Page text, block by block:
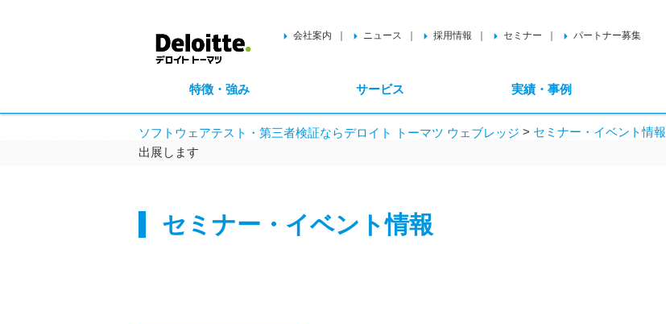
会社案内 ニュース 採用情報 セミナー パートナー募集
特徴・強み サービス 実績・事例
ソフトウェアテスト・第三者検証ならデロイト トーマツ ウェブレッジ > セミナー・イベント情報
出展します
セミナー・イベント情報